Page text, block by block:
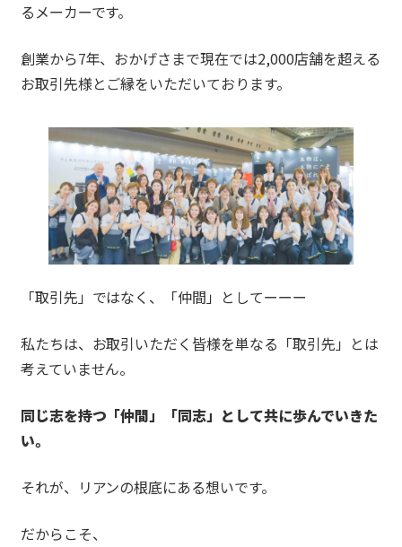
るメーカーです。
創業から7年、おかげさまで現在では2,000店舗を超える
お取引先様とご縁をいただいております。
「取引先」ではなく、「仲間」としてーーー
私たちは、お取引いただく皆様を単なる「取引先」とは
考えていません。
同じ志を持つ「仲間」「同志」として共に歩んでいきた
い。
それが、リアンの根底にある想いです。
だからこそ、